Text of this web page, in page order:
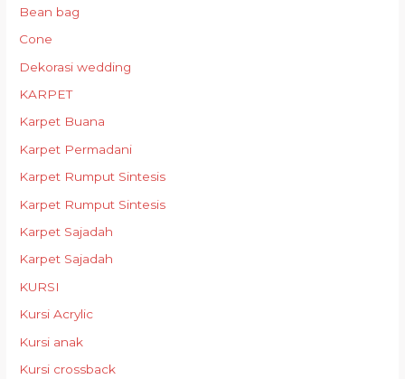
Bean bag
Cone
Dekorasi wedding
KARPET
Karpet Buana
Karpet Permadani
Karpet Rumput Sintesis
Karpet Rumput Sintesis
Karpet Sajadah
Karpet Sajadah
KURSI
Kursi Acrylic
Kursi anak
Kursi crossback